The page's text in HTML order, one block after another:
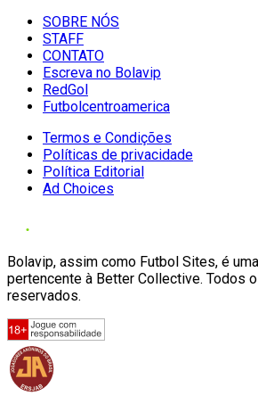
SOBRE NÓS
STAFF
CONTATO
Escreva no Bolavip
RedGol
Futbolcentroamerica
Termos e Condições
Políticas de privacidade
Política Editorial
Ad Choices
Bolavip, assim como Futbol Sites, é
pertencente à Better Collective. Todos
reservados.